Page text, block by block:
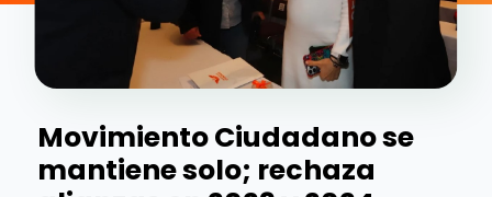
Movimiento Ciudadano se
mantiene solo; rechaza